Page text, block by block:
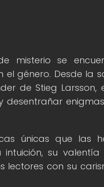
misterio se
el género. Desde la
de Stieg Larsson,
desentrañar
únicas que las
su valentía
lectores con su